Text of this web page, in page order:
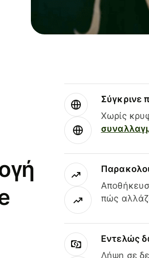
Σύγκρινε
Χωρίς
πώς
Εντελώς
Λήψη σε